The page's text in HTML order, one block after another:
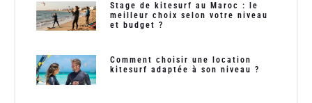
Stage de kitesurf au Maroc : le
meilleur choix selon votre niveau
et budget ?
Comment choisir une location
kitesurf adaptée à son niveau ?